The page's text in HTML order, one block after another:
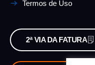
Termos de Uso
2ª VIA DA FATURA